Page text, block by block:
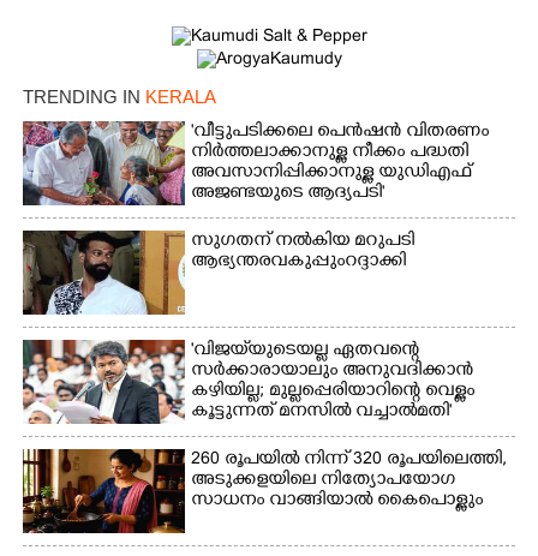
TRENDING IN KERALA
'വീട്ടുപടിക്കലെ പെൻഷൻ വിതരണം
നിർത്തലാക്കാനുള്ള നീക്കം പദ്ധതി
അവസാനിപ്പിക്കാനുള്ള യുഡിഎഫ്
അജണ്ടയുടെ ആദ്യപടി'
സുഗതന് നൽകിയ മറുപടി
ആഭ്യന്തരവകുപ്പും റദ്ദാക്കി
'വിജയ്‌യുടെയല്ല ഏതവന്റെ
സർക്കാരായാലും അനുവദിക്കാൻ
കഴിയില്ല; മുല്ലപ്പെരിയാറിന്റെ വെള്ളം
കൂട്ടുന്നത് മനസിൽ വച്ചാൽമതി'
260 രൂപയിൽ നിന്ന് 320 രൂപയിലെത്തി,
അടുക്കളയിലെ നിത്യോപയോഗ
സാധനം വാങ്ങിയാൽ കൈപൊള്ളും